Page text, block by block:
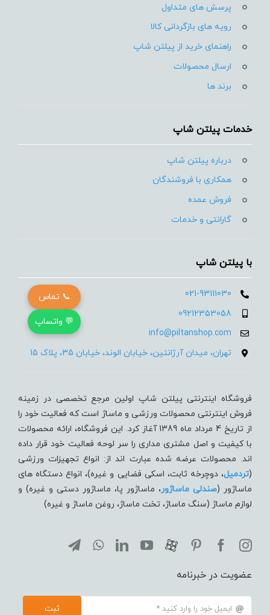
پرسش های متداول
رویه های بازگردانی کالا
راهنمای خرید از پیلتن شاپ
ارسال محصولات
برند ها
خدمات پیلتن شاپ
درباره پیلتن شاپ
همکاری با فروشندگان
فروش عمده
گارانتی و خدمات
با پیلتن شاپ
021-93111030
09212353058
info@piltanshop.com
تهران، میدان آرژانتین، خیابان الوند، خیابان 35، پلاک 15
فروشگاه اینترنتی پیلتن شاپ اولین مرجع تخصصی در زمینه
فروش اینترنتی محصولات ورزشی و ماساژ است که فعالیت خود را
از تاریخ 4 مرداد ماه 1389 آغاز کرد. این فروشگاه، ارائه محصولات
با کیفیت و اصل مشتری مداری را سر لوحه فعالیت خود قرار داده
اند. محصولات عرضه شده عبارت اند از: انواع تجهیزات ورزشی
(تردميل، دوچرخه ثابت، اسکی فضایی و غیره)، انواع دستگاه های
ماساژور (صندلی ماساژور، ماساژور پا، ماساژور دستی و غیره) و
لوازم ماساژ (سنگ ماساژ، تخت ماساژ، روغن ماساژ و غیره)
عضویت در خبرنامه
ثبت
📞 تماس
💬 واتساپ